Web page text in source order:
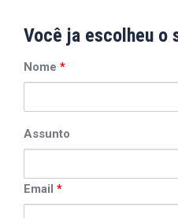
Você ja escolheu o
Nome *
Assunto
Email *